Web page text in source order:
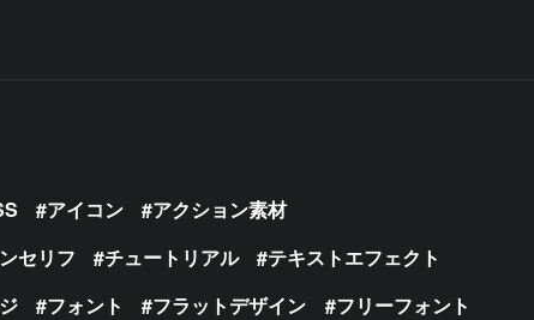
アイコン
アクション素材
セリフ チュートリアル
テキストエフェクト
フォント フラットデザイン
フリーフォント